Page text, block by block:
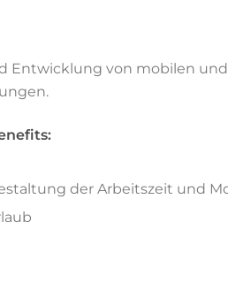
Entwicklung von mobilen
der Arbeitszeit und